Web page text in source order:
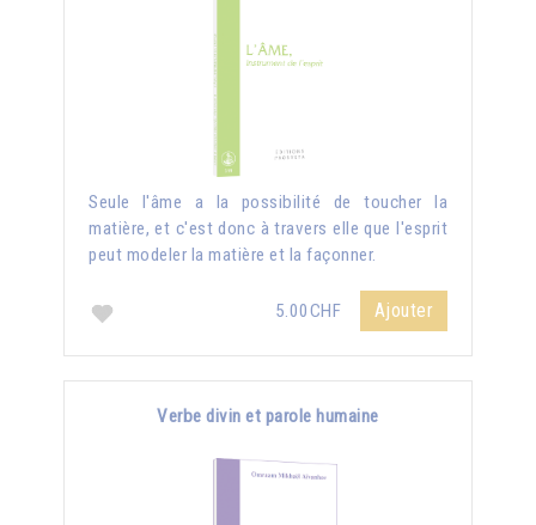
Seule l'âme a la possibilité de toucher la
matière, et c'est donc à travers elle que l'esprit
peut modeler la matière et la façonner.
5.00CHF Ajouter
Verbe divin et parole humaine